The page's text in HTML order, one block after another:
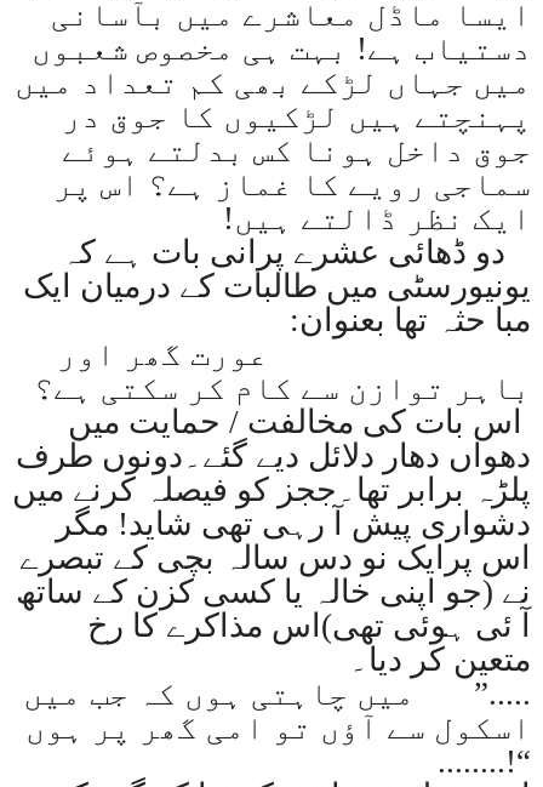
ایسا ماڈل معاشرے میں بآسانی
دستیاب ہے! بہت ہی مخصوص شعبوں
میں جہاں لڑکے بھی کم تعداد میں
پہنچتے ہیں لڑکیوں کا جوق در
جوق داخل ہونا کس بدلتے ہوئے
سماجی رویے کا غماز ہے؟ اس پر
ایک نظر ڈالتے ہیں !
دو ڈھائی عشرے پرانی بات ہے کہ
یونیورسٹی میں طالبات کے درمیان ایک
مبا حثہ تھا بعنوان:
عورت گھر اور
باہر توازن سے کام کر سکتی ہے؟
اس بات کی مخالفت / حمایت میں
دھواں دھار دلائل دیے گئے۔دونوں طرف
پلڑہ برابر تھا۔ججز کو فیصلہ کرنے میں
دشواری پیش آ رہی تھی شاید! مگر
اس پرایک نو دس سالہ بچی کے تبصرے
نے (جو اپنی خالہ یا کسی کزن کے ساتھ
آ ئی ہوئی تھی)اس مذاکرے کا رخ
متعین کر دیا۔
”.....
میں چاہتی ہوں کہ جب میں
اسکول سے آؤں تو امی گھر پر ہوں
........!“